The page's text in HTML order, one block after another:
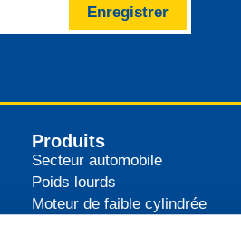
Enregistrer
Produits
Secteur automobile
Poids lourds
Moteur de faible cylindrée